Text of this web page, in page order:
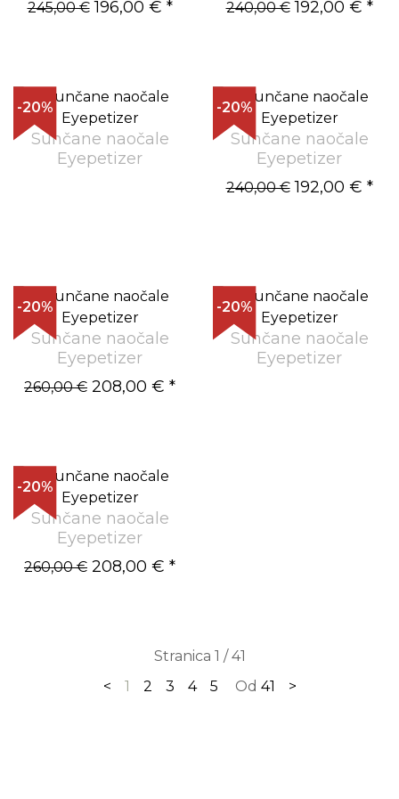
245,00 €196,00 € * 240,00 €192,00 € *
-20%
Sunčane naočale
Eyepetizer
-20%
Sunčane naočale
Eyepetizer
240,00 €192,00 € *
-20%
Sunčane naočale
Eyepetizer
260,00 € 208,00 € *
-20%
Sunčane naočale
Eyepetizer
-20%
Sunčane naočale
Eyepetizer
260,00 € 208,00 € *
Stranica 1 / 41
<
1 2 3 4 5 Od 41 >